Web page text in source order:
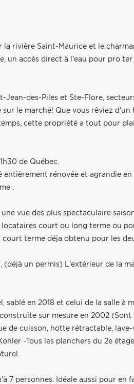
la rivière Saint-Maurice et le
un accès direct à l'eau pour pro
des-Piles et Ste-Flore,
le marché! Que vous rêviez d'un
cette propriété a tout pour
de Québec.
entièrement rénovée et agrandie
.
vue des plus spectaculaire
locataires court ou long terme ou
terme déja obtenu pour les
un permis) L'extérieur de la
en 2018 et celui de la salle à
sur mesure en 2002 (Sont
de cuisson, hotte rétractable, lave-
-Tous les planchers du 2e
7 personnes. Idéale aussi pour en